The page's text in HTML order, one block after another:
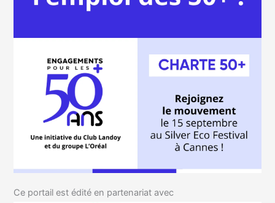
Ce portail est édité en partenariat avec